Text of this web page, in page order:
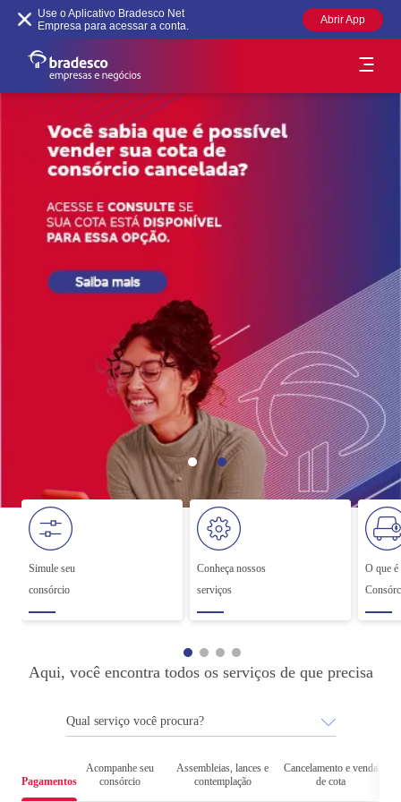
Use o Aplicativo Bradesco Net
Empresa para acessar a conta.
Abrir App
O que é consórcio?
Nossos Serviços
Simular
Acessibilidade
Simule seu
consórcio
Conheça nossos
serviços
O que é
Aqui, você encontra todos os serviços de que precisa
Pagamentos
Acompanhe seu
consórcio
Assembleias, lances e
contemplação
Cancelamento e venda
de cota
Dicas de segurança
Confira sempre se: